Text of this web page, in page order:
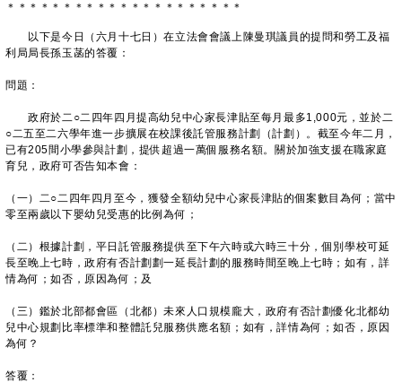
＊ ＊ ＊ ＊ ＊ ＊ ＊ ＊ ＊ ＊ ＊ ＊ ＊ ＊ ＊ ＊ ＊ ＊ ＊ ＊ ＊
以下是今日（六月十七日）在立法會會議上陳曼琪議員的提問和勞工及福
利局局長孫玉菡的答覆：
問題：
政府於二○二四年四月提高幼兒中心家長津貼至每月最多1,000元，並於二
○二五至二六學年進一步擴展在校課後託管服務計劃（計劃）。截至今年二月，
已有205間小學參與計劃，提供超過一萬個服務名額。關於加強支援在職家庭
育兒，政府可否告知本會：
（一）二○二四年四月至今，獲發全額幼兒中心家長津貼的個案數目為何；當中
零至兩歲以下嬰幼兒受惠的比例為何；
（二）根據計劃，平日託管服務提供至下午六時或六時三十分，個別學校可延
長至晚上七時，政府有否計劃劃一延長計劃的服務時間至晚上七時；如有，詳
情為何；如否，原因為何；及
（三）鑑於北部都會區（北都）未來人口規模龐大，政府有否計劃優化北都幼
兒中心規劃比率標準和整體託兒服務供應名額；如有，詳情為何；如否，原因
為何？
答覆：